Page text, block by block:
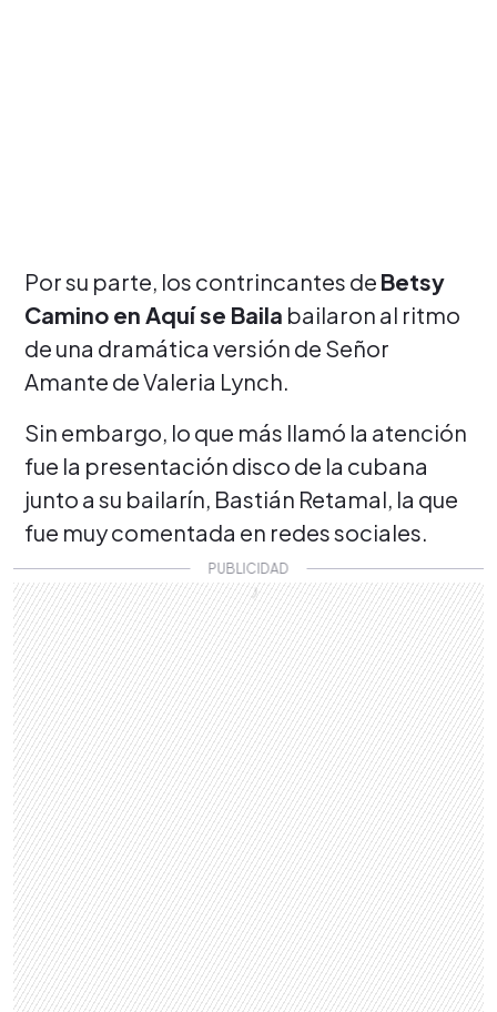
Por su parte, los contrincantes de Betsy
Camino en Aquí se Baila bailaron al ritmo
de una dramática versión de Señor
Amante de Valeria Lynch.
Sin embargo, lo que más llamó la atención
fue la presentación disco de la cubana
junto a su bailarín, Bastián Retamal, la que
fue muy comentada en redes sociales.